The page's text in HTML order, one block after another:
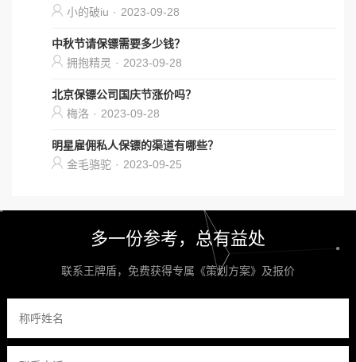
小的破iu · 2023-09-28
中秋节请保镖需要多少钱？
拥抱精灵 · 2023-09-28
北京保镖公司国庆节涨价吗？
梅洛 · 2023-09-28
明星雇佣私人保镖的渠道有哪些？
金毛骆驼 · 2023-09-25
多一份参考，总有益处
联系王牌盾，免费获得专属《策划方案》及报价